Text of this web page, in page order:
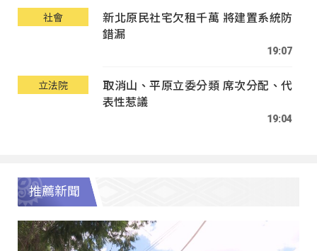
社會
新北原民社宅欠租千萬 將建置系統防
錯漏
19:07
立法院
取消山、平原立委分類 席次分配、代
表性惹議
19:04
推薦新聞